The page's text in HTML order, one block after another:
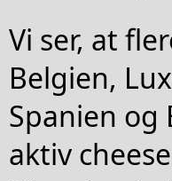
Vi ser, at
Belgien,
Spanien
aktiv